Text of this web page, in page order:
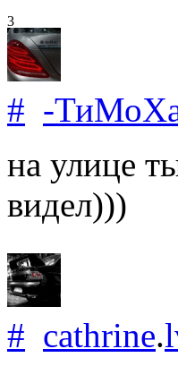
3
# -
на улице
видел)))
# cathrine.